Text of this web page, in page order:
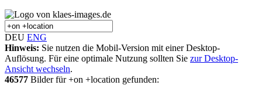
DEU ENG
Hinweis: Sie nutzen die Mobil-Version mit einer Desktop-
Auflösung. Für eine optimale Nutzung sollten Sie zur Desktop-
Ansicht wechseln.
46577 Bilder für +on +location gefunden: